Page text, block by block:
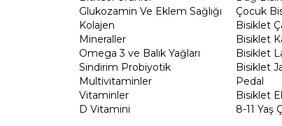
Glukozamin Ve Eklem Sağlığı
Kolajen
Mineraller
Omega 3 ve Balık Yağları
Sindirim Probiyotik
Multivitaminler
Vitaminler
D Vitamini
Çocuk
Bisiklet
Bisiklet
Bisiklet
Bisiklet
Pedal
Bisiklet
8-11 Yaş